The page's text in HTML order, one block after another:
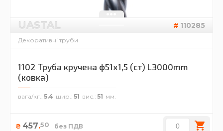
UASTAL 110285
Декоративні труби
1102 Труба кручена ф51х1,5 (ст) L3000mm
(ковка)
вага/кг. 5.4 шир. 51 вис. 51
₴ 457.50 без ПДВ